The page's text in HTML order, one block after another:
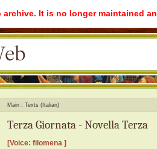
It is no longer maintained
Main Texts (Italian)
Terza Giornata - Novella Terza
[Voice: filomena ]